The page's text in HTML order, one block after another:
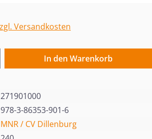
Versandkosten
Gib den gewünschten
In den Warenkorb
271901000
978-3-86353-901-6
MNR / CV Dillenburg